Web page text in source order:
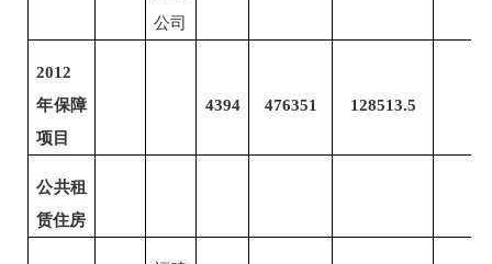
公司
2012
年保障
项目
4394 476351 128513.5
公共租
赁住房